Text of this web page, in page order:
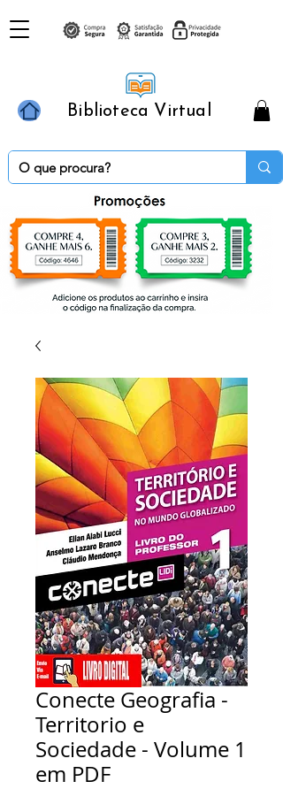
Biblioteca Virtual
Conecte Geografia -
Territorio e
Sociedade - Volume 1
em PDF